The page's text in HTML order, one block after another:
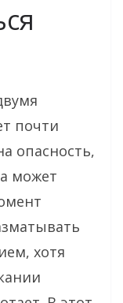
почти
опасность,
может
хотя